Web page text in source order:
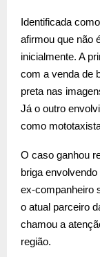
Identificada
afirmou que não
inicialmente. A
com a venda de
preta nas
Já o outro
como
O caso ganhou
briga
ex-companheiro
o atual parceiro
chamou a
região.